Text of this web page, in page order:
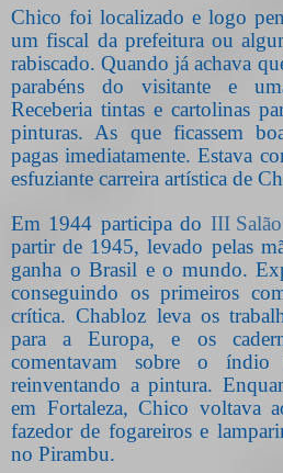
Chico foi localizado e logo
um fiscal da prefeitura ou
rabiscado. Quando já achava
parabéns do visitante e
Receberia tintas e cartolinas
pinturas. As que ficassem
pagas imediatamente. Estava
esfuziante carreira artística de
Em 1944 participa do III
partir de 1945, levado pelas
ganha o Brasil e o mundo.
conseguindo os primeiros
crítica. Chabloz leva os
para a Europa, e os
comentavam sobre o índio
reinventando a pintura.
em Fortaleza, Chico voltava
fazedor de fogareiros e
no Pirambu.